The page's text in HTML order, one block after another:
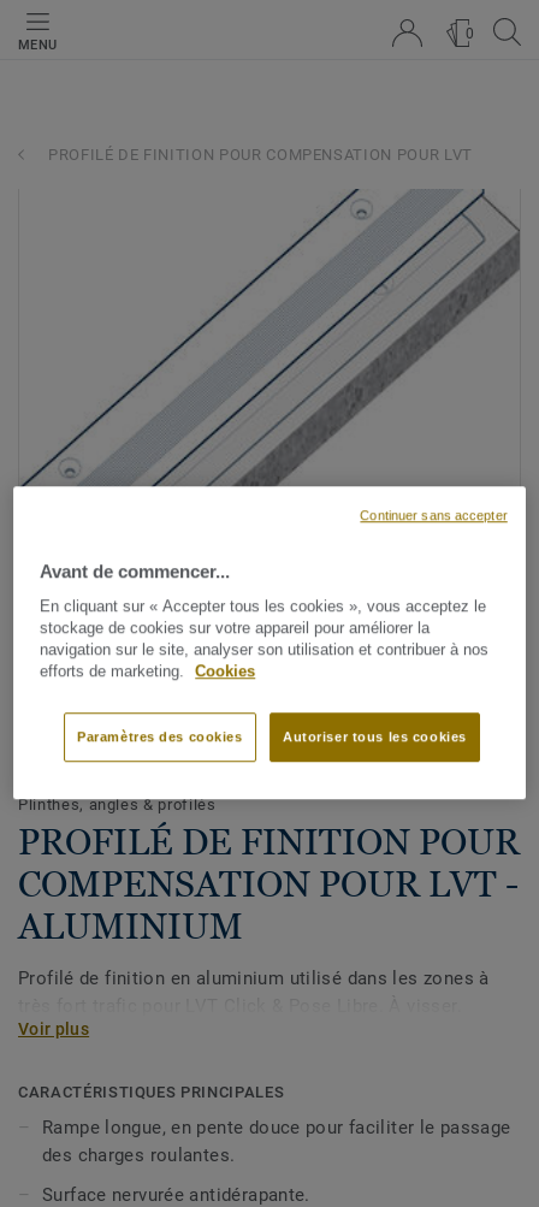
MENU
0
PROFILÉ DE FINITION POUR COMPENSATION POUR LVT
Voir tous les décors (3)
Plinthes, angles & profilés
PROFILÉ DE FINITION POUR
COMPENSATION POUR LVT -
ALUMINIUM
Profilé de finition en aluminium utilisé dans les zones à
Voir plus
CARACTÉRISTIQUES PRINCIPALES
Rampe longue, en pente douce pour faciliter le passage
des charges roulantes.
Surface nervurée antidérapante.
Avant de commencer...
En cliquant sur « Accepter tous les cookies », vous acceptez le
stockage de cookies sur votre appareil pour améliorer la
navigation sur le site, analyser son utilisation et contribuer à nos
efforts de marketing.
Cookies
Autoriser tous les cookies
Paramètres des cookies
Continuer sans accepter